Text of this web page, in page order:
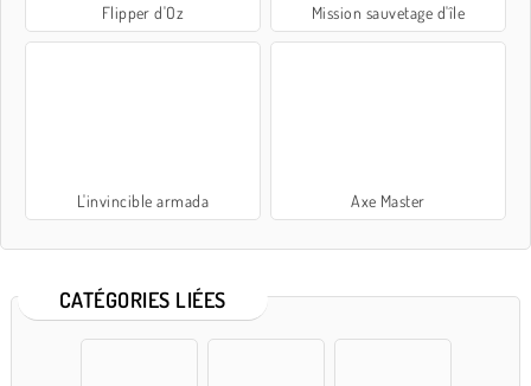
Flipper d'Oz Mission sauvetage d'île
L'invincible armada Axe Master
CATÉGORIES LIÉES